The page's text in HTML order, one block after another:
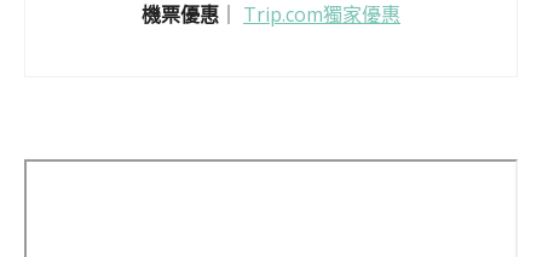
機票優惠
Trip.com獨家優惠